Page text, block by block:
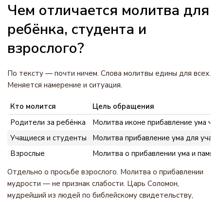
Чем отличается молитва для
ребёнка, студента и
взрослого?
По тексту — почти ничем. Слова молитвы едины для всех.
Меняется намерение и ситуация.
Кто молится
Цель обращения
Родители за ребёнка
Молитва иконе прибавление ума
Учащиеся и студенты
Молитва прибавление ума для
Взрослые
Молитва о прибавлении ума и
Отдельно о просьбе взрослого. Молитва о прибавлении
мудрости — не признак слабости. Царь Соломон,
мудрейший из людей по библейскому свидетельству,